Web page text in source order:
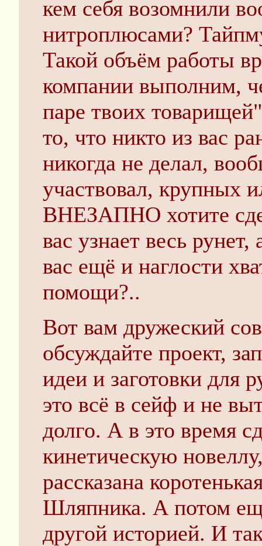
кем себя возомнили
нитроплюсами?
Такой объём работы
компании выполним,
паре твоих
то, что никто из вас
никогда не делал,
участвовал, крупных
ВНЕЗАПНО хотите
вас узнает весь
вас ещё и наглости
помощи?..
Вот вам дружеский
обсуждайте проект,
идеи и заготовки для
это всё в сейф и не
долго. А в это время
кинетическую
рассказана
Шляпника. А потом
другой историей. И